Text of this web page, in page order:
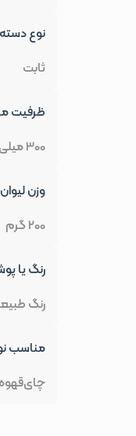
نوع
ثابت
ظرفیت
300 میلی لیتر
وزن
200 گرم
رنگ یا
رنگ
مناسب
چای